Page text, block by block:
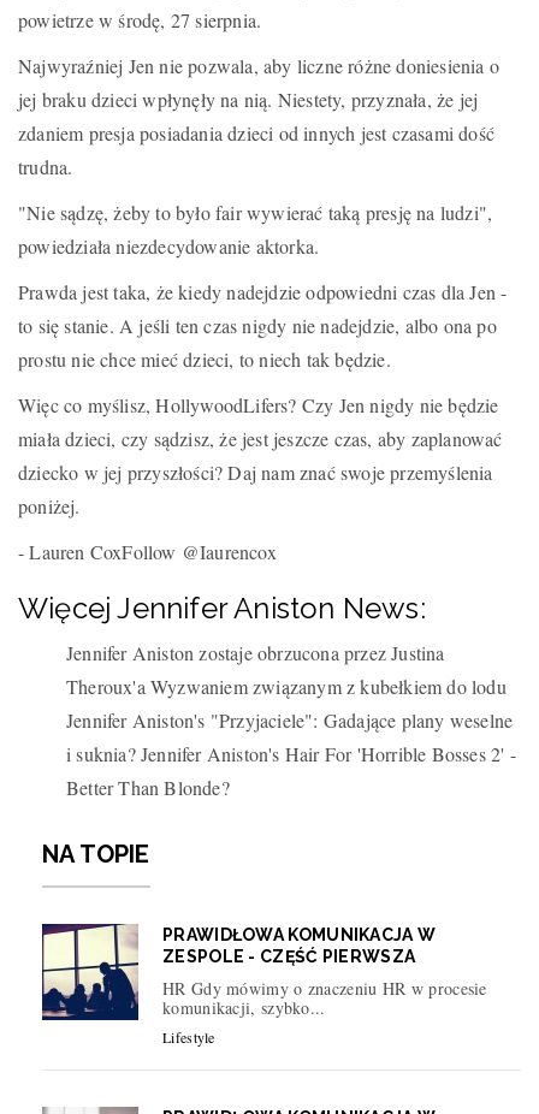
powietrze w środę, 27 sierpnia.
Najwyraźniej Jen nie pozwala, aby liczne różne doniesienia o
jej braku dzieci wpłynęły na nią. Niestety, przyznała, że jej
zdaniem presja posiadania dzieci od innych jest czasami dość
trudna.
"Nie sądzę, żeby to było fair wywierać taką presję na ludzi",
powiedziała niezdecydowanie aktorka.
Prawda jest taka, że kiedy nadejdzie odpowiedni czas dla Jen -
to się stanie. A jeśli ten czas nigdy nie nadejdzie, albo ona po
prostu nie chce mieć dzieci, to niech tak będzie.
Więc co myślisz, HollywoodLifers? Czy Jen nigdy nie będzie
miała dzieci, czy sądzisz, że jest jeszcze czas, aby zaplanować
dziecko w jej przyszłości? Daj nam znać swoje przemyślenia
poniżej.
- Lauren CoxFollow @Iaurencox
Więcej Jennifer Aniston News:
Jennifer Aniston zostaje obrzucona przez Justina
Theroux'a Wyzwaniem związanym z kubełkiem do lodu
Jennifer Aniston's "Przyjaciele": Gadające plany weselne
i suknia? Jennifer Aniston's Hair For 'Horrible Bosses 2' -
Better Than Blonde?
NA TOPIE
PRAWIDŁOWA KOMUNIKACJA W
ZESPOLE - CZĘŚĆ PIERWSZA
HR Gdy mówimy o znaczeniu HR w procesie
komunikacji, szybko...
Lifestyle